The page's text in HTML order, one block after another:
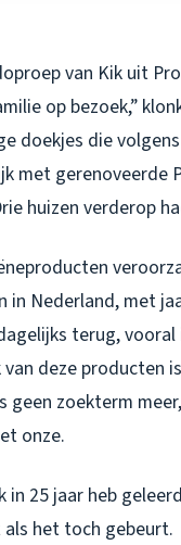
van Kik uit
op bezoek,”
doekjes die
met gerenoveerde
huizen verderop
in Nederland, met
terug,
deze producten
geen zoekterm
onze.
in 25 jaar heb
het toch gebeurt.